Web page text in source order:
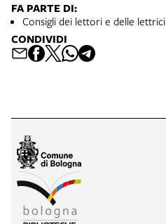
FA PARTE DI:
Consigli dei lettori e delle lettrici
CONDIVIDI